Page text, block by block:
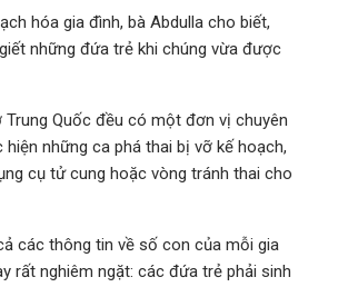
hóa gia đình, bà Abdulla cho biết,
những đứa trẻ khi chúng vừa được
Quốc đều có một đơn vị chuyên
những ca phá thai bị vỡ kế hoạch,
cụ tử cung hoặc vòng tránh thai cho
các thông tin về số con của mỗi gia
rất nghiêm ngặt: các đứa trẻ phải sinh